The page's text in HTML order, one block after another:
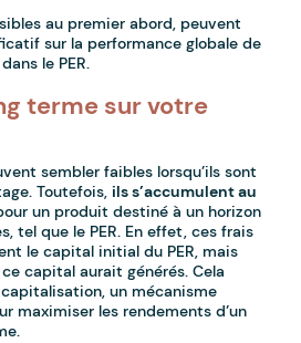
au premier abord, peuvent
sur la performance globale de
le PER.
terme sur votre
sembler faibles lorsqu’ils sont
Toutefois,ils s’accumulent au
un produit destiné à un horizon
tel que le PER. En effet, ces frais
le capital initial du PER, mais
capital aurait générés. Cela
un mécanisme
maximiser les rendements d’un